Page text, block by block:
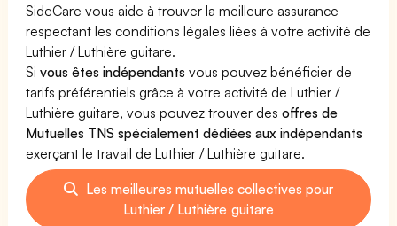
SideCare vous aide à trouver la meilleure assurance
respectant les conditions légales liées à votre activité de
Luthier / Luthière guitare.
Sivous êtes indépendants vous pouvez bénéficier de
tarifs préférentiels grâce à votre activité de Luthier /
Luthière guitare, vous pouvez trouver desoffres de
Mutuelles TNS spécialement dédiées aux indépendants
exerçant le travail de Luthier / Luthière guitare.
Les meilleures mutuelles collectives pour
Luthier / Luthière guitare